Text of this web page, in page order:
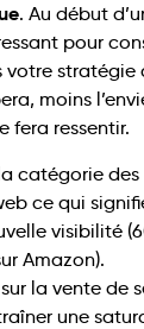
. Au début
pour
votre stratégie
moins
fera ressentir.
catégorie
ce qui
visibilité
Amazon).
la vente de
une